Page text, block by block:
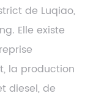
de Luqiao,
Elle existe
la production
diesel, de